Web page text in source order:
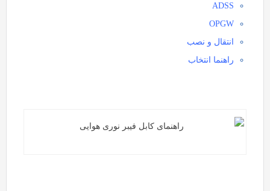
ADSS
OPGW
انتقال و نصب
راهنما انتخاب